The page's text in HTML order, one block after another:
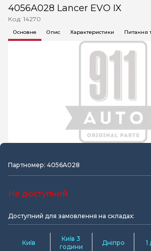
4056A028 Lancer EVO IX
Код: 14270
Основне Опис Характеристики Питання
Партномер: 4056A028
Не доступний
Доступний для замовлення на складах:
Київ
Київ 3
години
Дніпро 1